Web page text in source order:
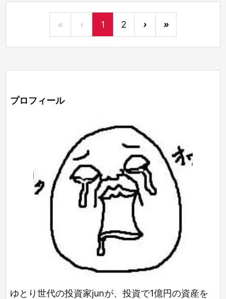
« ‹ 1 2 › »
プロフィール
ゆとり世代の投資家junが、投資で1億円の資産を